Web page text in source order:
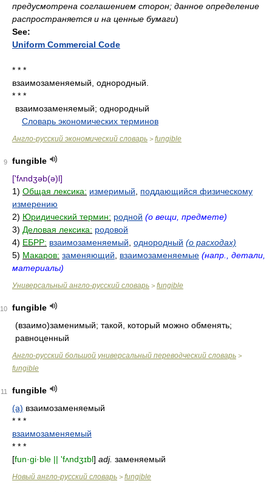
предусмотрена соглашением сторон; данное определение
распространяется и на ценные бумаги)
See:
Uniform Commercial Code
* * *
взаимозаменяемый, однородный.
* * *
взаимозаменяемый; однородный
Словарь экономических терминов
Англо-русский экономический словарь > fungible
9
fungible
['fʌndʒəb(ə)l]
1) Общая лексика: измеримый
поддающийся физическому
измерению
2) Юридический термин: родной (о вещи, предмете)
3) Деловая лексика: родовой
4) ЕБРР: взаимозаменяемый однородный (о расходах)
5) Макаров: заменяющий взаимозаменяемые (напр., детали,
материалы)
Универсальный англо-русский словарь > fungible
10
fungible
(взаимо)заменимый; такой, который можно обменять;
равноценный
Англо-русский большой универсальный переводческий словарь >
fungible
11
fungible
(a) взаимозаменяемый
* * *
взаимозаменяемый
* * *
[fun·gi·ble || 'fʌndʒɪbl] adj. заменяемый
Новый англо-русский словарь > fungible